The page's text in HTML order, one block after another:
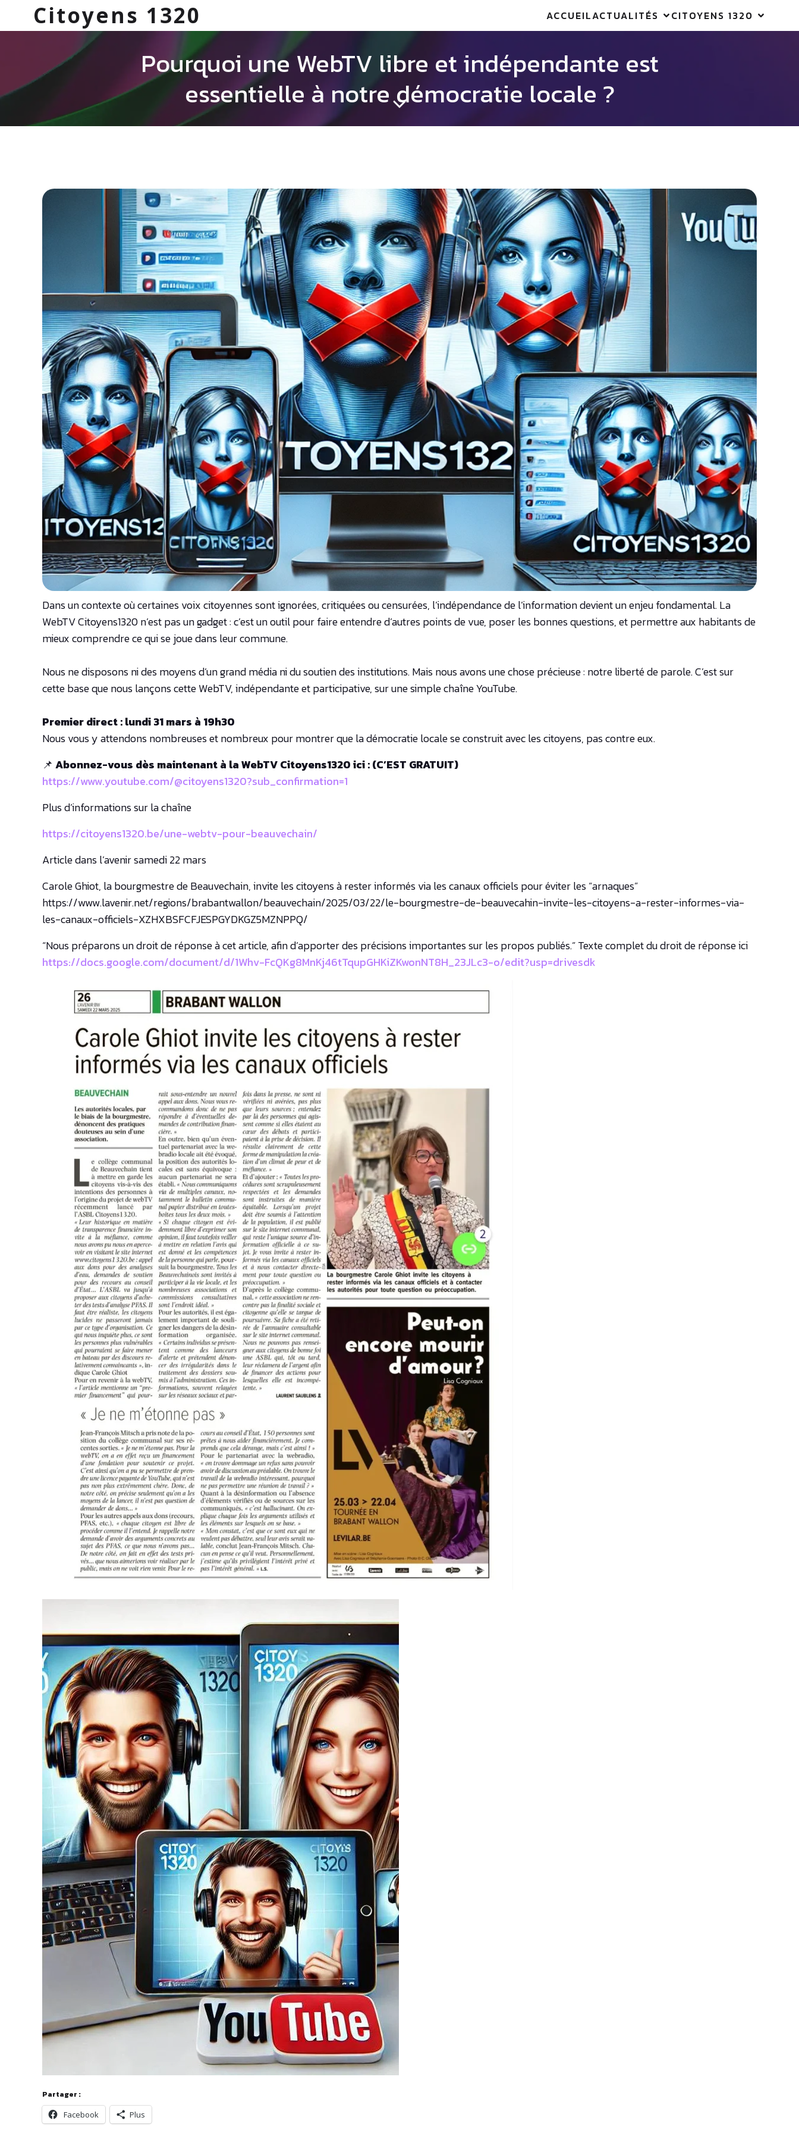
Citoyens 1320 ACCUEILACTUALITÉS CITOYENS 1320
Pourquoi une WebTV libre et indépendante est
essentielle à notre démocratie locale ?
Dans un contexte où certaines voix citoyennes sont ignorées, critiquées ou censurées, l’indépendance de l’information devient un enjeu fondamental. La
WebTV Citoyens1320 n’est pas un gadget : c’est un outil pour faire entendre d’autres points de vue, poser les bonnes questions, et permettre aux habitants de
mieux comprendre ce qui se joue dans leur commune.
Nous ne disposons ni des moyens d’un grand média ni du soutien des institutions. Mais nous avons une chose précieuse : notre liberté de parole. C’est sur
cette base que nous lançons cette WebTV, indépendante et participative, sur une simple chaîne YouTube.
Premier direct : lundi 31 mars à 19h30
Nous vous y attendons nombreuses et nombreux pour montrer que la démocratie locale se construit avec les citoyens, pas contre eux.
📌 Abonnez-vous dès maintenant à la WebTV Citoyens1320 ici : (C’EST GRATUIT)
https://www.youtube.com/@citoyens1320?sub_confirmation=1
Plus d’informations sur la chaîne
https://citoyens1320.be/une-webtv-pour-beauvechain/
Article dans l’avenir samedi 22 mars
Carole Ghiot, la bourgmestre de Beauvechain, invite les citoyens à rester informés via les canaux officiels pour éviter les “arnaques”
https://www.lavenir.net/regions/brabantwallon/beauvechain/2025/03/22/le-bourgmestre-de-beauvecahin-invite-les-citoyens-a-rester-informes-via-
les-canaux-officiels-XZHXBSFCFJESPGYDKGZ5MZNPPQ/
“Nous préparons un droit de réponse à cet article, afin d’apporter des précisions importantes sur les propos publiés.” Texte complet du droit de réponse ici
https://docs.google.com/document/d/1Whv-FcQKg8MnKj46tTqupGHKiZKwonNT8H_23JLc3-o/edit?usp=drivesdk
Partager :
Facebook
Plus